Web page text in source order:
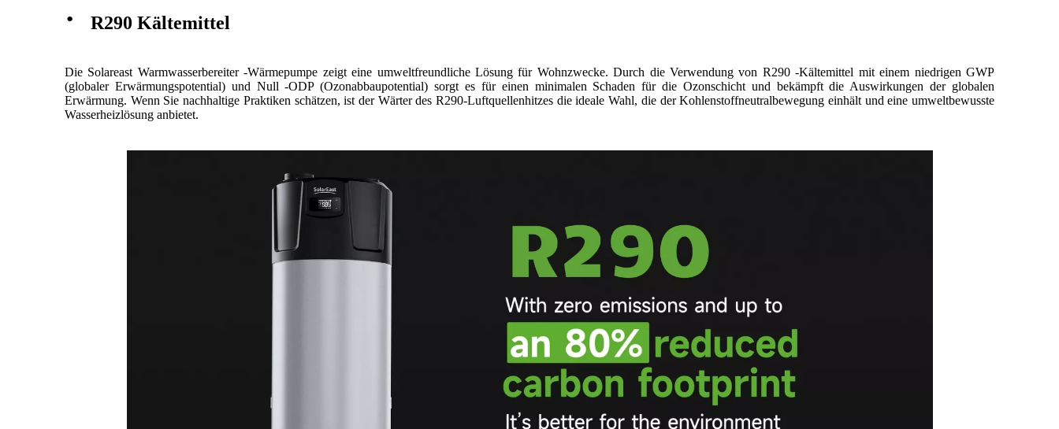
· R290 Kältemittel
Die Solareast Warmwasserbereiter -Wärmepumpe zeigt eine umweltfreundliche Lösung für Wohnzwecke. Durch die Verwendung von R290 -Kältemittel mit einem niedrigen GWP
(globaler Erwärmungspotential) und Null -ODP (Ozonabbaupotential) sorgt es für einen minimalen Schaden für die Ozonschicht und bekämpft die Auswirkungen der globalen
Erwärmung. Wenn Sie nachhaltige Praktiken schätzen, ist der Wärter des R290-Luftquellenhitzes die ideale Wahl, die der Kohlenstoffneutralbewegung einhält und eine umweltbewusste
Wasserheizlösung anbietet.